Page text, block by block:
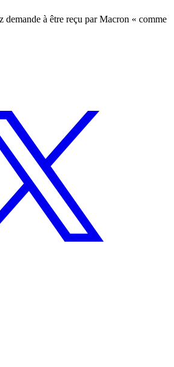
demande à être reçu par Macron « comme